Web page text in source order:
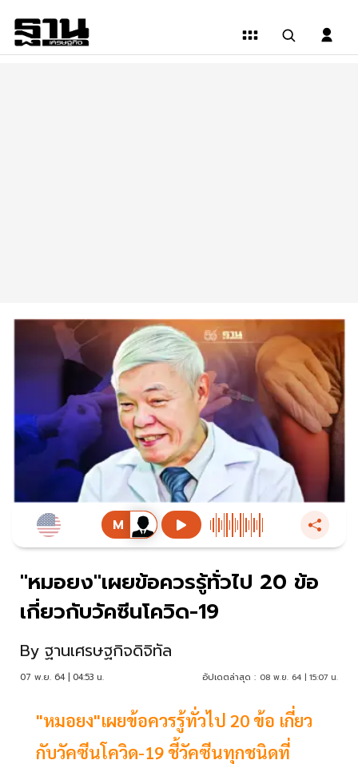
"หมอยง"เผยข้อควรรู้ทั่วไป 20 ข้อ
เกี่ยวกับวัคซีนโควิด-19
By ฐานเศรษฐกิจดิจิทัล
07 พ.ย. 64 | 04:53 น. อัปเดตล่าสุด : 08 พ.ย. 64 | 15:07 น.
"หมอยง"เผยข้อควรรู้ทั่วไป 20 ข้อ เกี่ยว
กับวัคซีนโควิด-19 ชี้วัคซีนทุกชนิดที่